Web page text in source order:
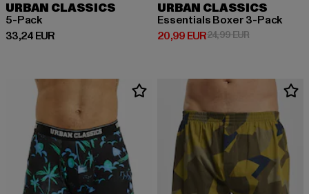
URBAN CLASSICS
5-Pack
33,24 EUR
Derzeitiger Preis: 33,24 EUR
URBAN CLASSICS
Essentials Boxer 3-Pack
20,99 EUR
Derzeitiger Preis: 20,99 EUR
24,99 EURAktionspreis: